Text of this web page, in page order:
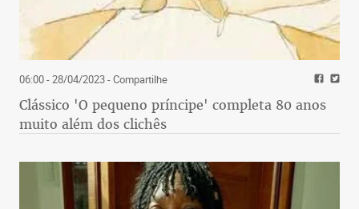
06:00 - 28/04/2023- Compartilhe
Clássico 'O pequeno príncipe' completa 80 anos
muito além dos clichês